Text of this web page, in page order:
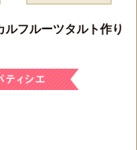
ルフルーツタルト作り